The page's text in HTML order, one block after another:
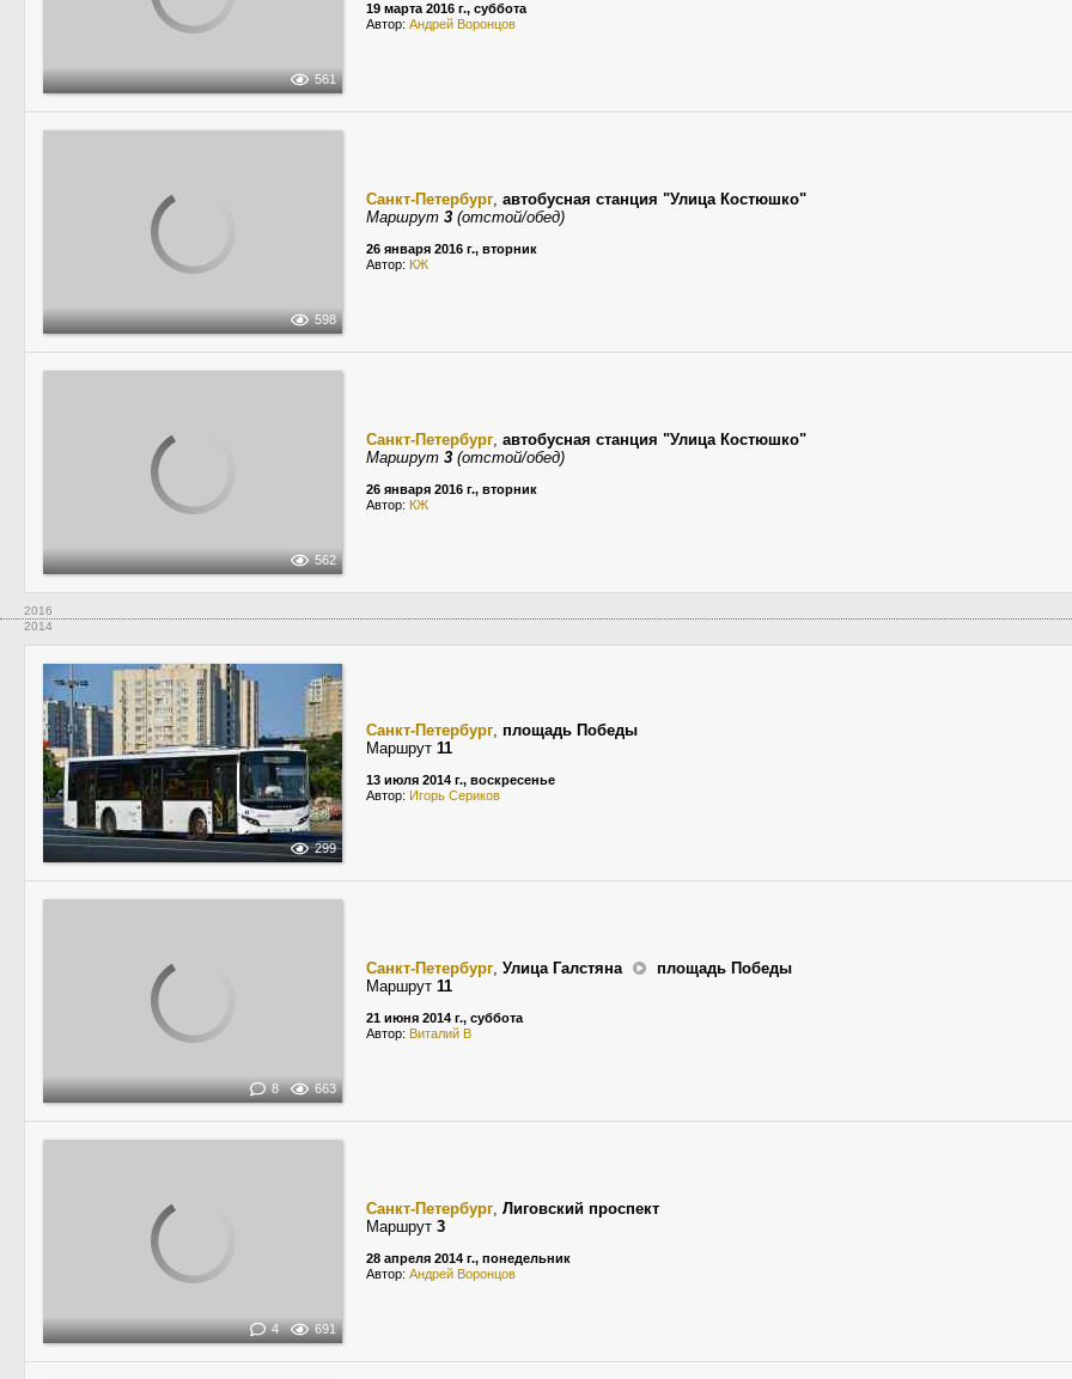
561
19 марта 2016 г., суббота
Автор: Андрей Воронцов
598
Санкт-Петербург, автобусная станция "Улица Костюшко"
Маршрут 3 (отстой/обед)
26 января 2016 г., вторник
Автор: КЖ
562
Санкт-Петербург, автобусная станция "Улица Костюшко"
Маршрут 3 (отстой/обед)
26 января 2016 г., вторник
Автор: КЖ
2016
2014
299
Санкт-Петербург, площадь Победы
Маршрут 11
13 июля 2014 г., воскресенье
Автор: Игорь Сериков
8 663
Санкт-Петербург, Улица Галстяна
площадь Победы
Маршрут 11
21 июня 2014 г., суббота
Автор: Виталий В
4 691
Санкт-Петербург, Лиговский проспект
Маршрут 3
28 апреля 2014 г., понедельник
Автор: Андрей Воронцов